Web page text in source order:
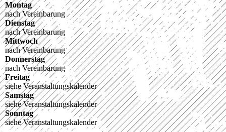
Montag
nach Vereinbarung
Dienstag
nach Vereinbarung
Mittwoch
nach Vereinbarung
Donnerstag
nach Vereinbarung
Freitag
siehe Veranstaltungskalender
Samstag
siehe Veranstaltungskalender
Sonntag
siehe Veranstaltungskalender